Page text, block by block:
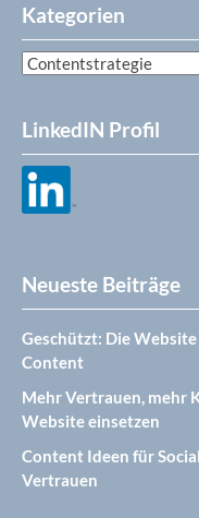
Kategorien
Kategorien
LinkedIN Profil
Neueste Beiträge
Geschützt: Die
Content
Mehr Vertrauen, mehr
Website einsetzen
Content Ideen für
Vertrauen